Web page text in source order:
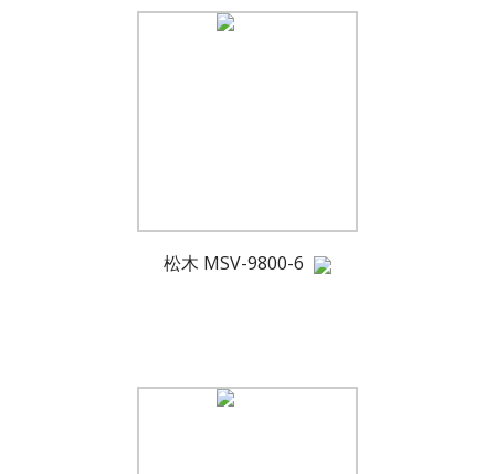
松木 MSV-9800-6